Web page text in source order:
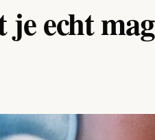
echt mag